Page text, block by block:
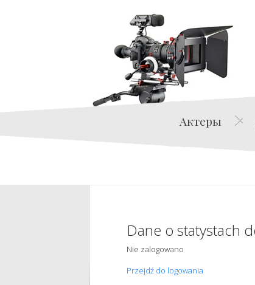
Актеры
Dane o statystach
Nie zalogowano
Przejdź do logowania